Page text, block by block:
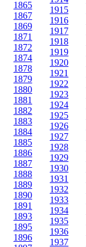
1865
1867
1869
1871
1872
1874
1878
1879
1880
1881
1882
1883
1884
1885
1886
1887
1888
1889
1890
1891
1893
1895
1896
1915
1916
1917
1918
1919
1920
1921
1922
1923
1924
1925
1926
1927
1928
1929
1930
1931
1932
1933
1934
1935
1936
1937